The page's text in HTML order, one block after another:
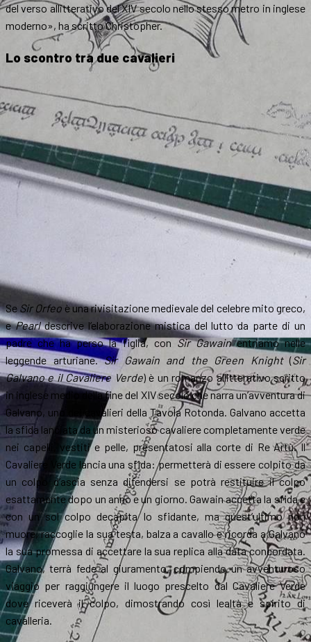
del verso allitterativo del XIV secolo nello stesso metro in inglese
moderno», ha scritto Christopher.
Lo scontro tra due cavalieri
Se Sir Orfeo è una rivisitazione medievale del celebre mito greco,
ePearldescrive l’elaborazione mistica del lutto da parte di un
padre che ha perso la figlia, con Sir Gawainentriamo nelle
leggende arturiane.Sir Gawain and the Green Knight(Sir
Galvano e il Cavaliere Verde) è un romanzo allitterativo scritto
in inglese medio della fine del XIV secolo che narra un’avventura di
Galvano, uno dei cavalieri della Tavola Rotonda. Galvano accetta
la sfida lanciata da un misterioso cavaliere completamente verde
nei capelli, vestiti e pelle, presentatosi alla corte di Re Artù. Il
Cavaliere Verde lancia una sfida: permetterà di essere colpito da
un colpo d’ascia senza difendersi se potrà restituire il colpo
esattamente dopo un anno e un giorno. Gawain accetta la sfida e
con un sol colpo decapita lo sfidante, ma quest’ultimo non
muore, raccoglie la sua testa, balza a cavallo e ricorda a Galvano
la sua promessa di accettare la sua replica alla data concordata.
Galvano, terrà fede al giuramento, compiendo un avventuroso
viaggio per raggiungere il luogo prescelto dal Cavaliere Verde
dove riceverà il colpo, dimostrando così lealtà e spirito di
cavalleria.